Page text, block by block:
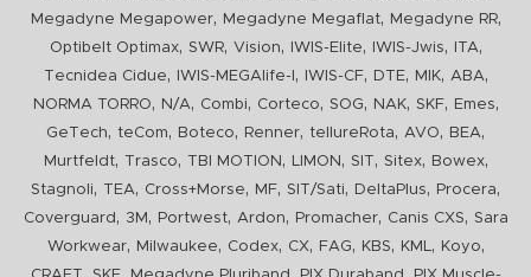
Megadyne Megapower, Megadyne Megaflat, Megadyne RR,
Optibelt Optimax, SWR, Vision, IWIS-Elite, IWIS-Jwis, ITA,
Tecnidea Cidue, IWIS-MEGAlife-I , IWIS-CF, DTE, MIK, ABA,
NORMA TORRO, N/A, Combi, Corteco, SOG, NAK, SKF, Emes,
GeTech, teCom, Boteco, Renner, tellureRota, AVO, BEA,
Murtfeldt, Trasco, TBI MOTION , LIMON , SIT, Sitex, Bowex,
Stagnoli, TEA, Cross+Morse, MF, SIT/Sati, DeltaPlus, Procera,
Coverguard , 3M , Portwest, Ardon, Promacher, Canis CXS, Sara
Workwear, Milwaukee, Codex, CX, FAG, KBS, KML, Koyo,